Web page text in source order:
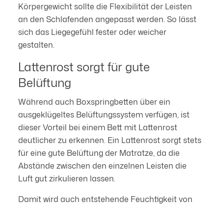
Erklärung auf unserer Website ändern oder widerrufen.
Körpergewicht sollte die Flexibilität der Leisten
an den Schlafenden angepasst werden. So lässt
sich das Liegegefühl fester oder weicher
gestalten.
Lattenrost sorgt für gute
Belüftung
Während auch Boxspringbetten über ein
ausgeklügeltes Belüftungssystem verfügen, ist
dieser Vorteil bei einem Bett mit Lattenrost
deutlicher zu erkennen. Ein Lattenrost sorgt stets
für eine gute Belüftung der Matratze, da die
Abstände zwischen den einzelnen Leisten die
Luft gut zirkulieren lassen.
Damit wird auch entstehende Feuchtigkeit von